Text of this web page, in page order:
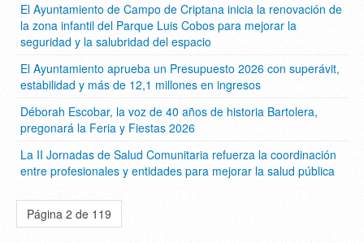
El Ayuntamiento de Campo de Criptana inicia la renovación de
la zona infantil del Parque Luis Cobos para mejorar la
seguridad y la salubridad del espacio
El Ayuntamiento aprueba un Presupuesto 2026 con superávit,
estabilidad y más de 12,1 millones en ingresos
Déborah Escobar, la voz de 40 años de historia Bartolera,
pregonará la Feria y Fiestas 2026
La II Jornadas de Salud Comunitaria refuerza la coordinación
entre profesionales y entidades para mejorar la salud pública
Página 2 de 119